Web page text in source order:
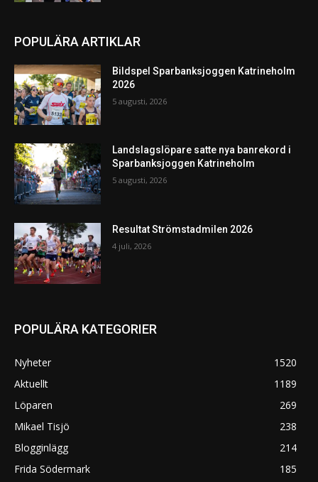
POPULÄRA ARTIKLAR
Bildspel Sparbanksjoggen Katrineholm
2026
5 augusti, 2026
Landslagslöpare satte nya banrekord i
Sparbanksjoggen Katrineholm
5 augusti, 2026
Resultat Strömstadmilen 2026
4 juli, 2026
POPULÄRA KATEGORIER
Nyheter
1520
Aktuellt
1189
Löparen
269
Mikael Tisjö
238
Blogginlägg
214
Frida Södermark
185